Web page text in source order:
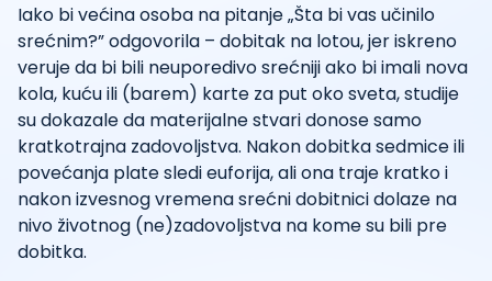
Iako bi većina osoba na pitanje „Šta bi vas učinilo
srećnim?” odgovorila – dobitak na lotou, jer iskreno
veruje da bi bili neuporedivo srećniji ako bi imali nova
kola, kuću ili (barem) karte za put oko sveta, studije
su dokazale da materijalne stvari donose samo
kratkotrajna zadovoljstva. Nakon dobitka sedmice ili
povećanja plate sledi euforija, ali ona traje kratko i
nakon izvesnog vremena srećni dobitnici dolaze na
nivo životnog (ne)zadovoljstva na kome su bili pre
dobitka.